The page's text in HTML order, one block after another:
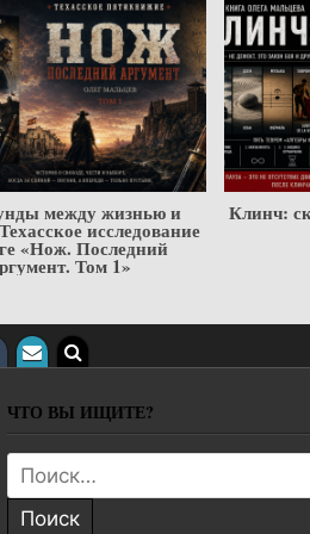
БОКС КАК ВОИНСКОЕ
ИСКУССТВО. глава 2
ЧТО ВЫ ИЩИТЕ?
Поиск: